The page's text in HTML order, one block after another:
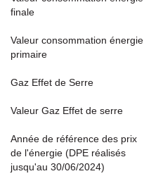
finale
Valeur consommation énergie
primaire
Gaz Effet de Serre
Valeur Gaz Effet de serre
Année de référence des prix
de l'énergie (DPE réalisés
jusqu'au 30/06/2024)